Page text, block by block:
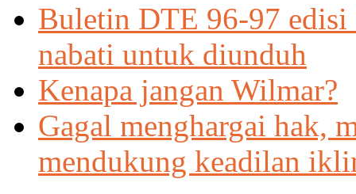
Buletin DTE 96-97 edisi
nabati untuk diunduh
Kenapa jangan Wilmar?
Gagal menghargai hak,
mendukung keadilan